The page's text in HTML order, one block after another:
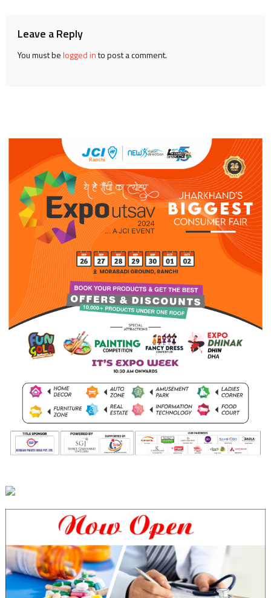
Leave a Reply
You must belogged into post a comment.